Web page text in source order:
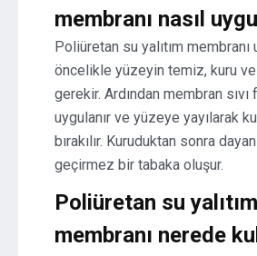
membranı nasıl
Poliüretan su yalıtım membranı
öncelikle yüzeyin temiz, kuru
gerekir. Ardından membran sıvı
uygulanır ve yüzeye yayılarak
bırakılır. Kuruduktan sonra
geçirmez bir tabaka oluşur.
Poliüretan su yalıtım
membranı nerede